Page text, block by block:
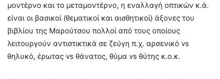
μοντέρνο και το μεταμοντέρνο, η εναλλαγή οπτικών κ.ά.
είναι οι βασικοί (θεματικοί και αισθητικοί) άξονες του
βιβλίου της Μαρούτσου πολλοί από τους οποίους
λειτουργούν αντιστικτικά σε ζεύγη π.χ. αρσενικό vs
θηλυκό, έρωτας vs θάνατος, θύμα vs θύτης κ.ο.κ.